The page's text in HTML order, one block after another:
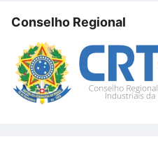
Conselho Regional